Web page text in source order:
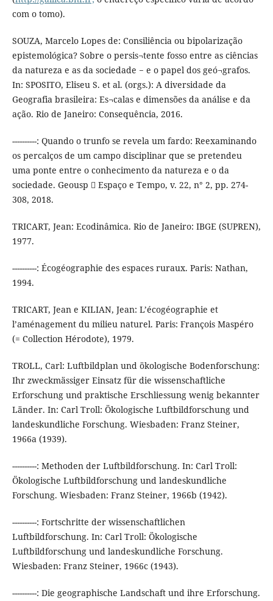
com o tomo).
SOUZA, Marcelo Lopes de: Consiliência ou bipolarização
epistemológica? Sobre o persis¬tente fosso entre as ciências
da natureza e as da sociedade − e o papel dos geó¬grafos.
In: SPOSITO, Eliseu S. et al. (orgs.): A diversidade da
Geografia brasileira: Es¬calas e dimensões da análise e da
ação. Rio de Janeiro: Consequência, 2016.
----------: Quando o trunfo se revela um fardo: Reexaminando
os percalços de um campo disciplinar que se pretendeu
uma ponte entre o conhecimento da natureza e o da
sociedade. Geousp  Espaço e Tempo, v. 22, n° 2, pp. 274-
308, 2018.
TRICART, Jean: Ecodinâmica. Rio de Janeiro: IBGE (SUPREN),
1977.
----------: Écogéographie des espaces ruraux. Paris: Nathan,
1994.
TRICART, Jean e KILIAN, Jean: L’écogéographie et
l’aménagement du milieu naturel. Paris: François Maspéro
(= Collection Hérodote), 1979.
TROLL, Carl: Luftbildplan und ökologische Bodenforschung:
Ihr zweckmässiger Einsatz für die wissenschaftliche
Erforschung und praktische Erschliessung wenig bekannter
Länder. In: Carl Troll: Ökologische Luftbildforschung und
landeskundliche Forschung. Wiesbaden: Franz Steiner,
1966a (1939).
----------: Methoden der Luftbildforschung. In: Carl Troll:
Ökologische Luftbildforschung und landeskundliche
Forschung. Wiesbaden: Franz Steiner, 1966b (1942).
----------: Fortschritte der wissenschaftlichen
Luftbildforschung. In: Carl Troll: Ökologische
Luftbildforschung und landeskundliche Forschung.
Wiesbaden: Franz Steiner, 1966c (1943).
----------: Die geographische Landschaft und ihre Erforschung.